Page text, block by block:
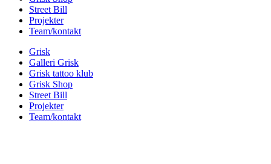
Street Bill
Projekter
Team/kontakt
Grisk
Galleri Grisk
Grisk tattoo klub
Grisk Shop
Street Bill
Projekter
Team/kontakt